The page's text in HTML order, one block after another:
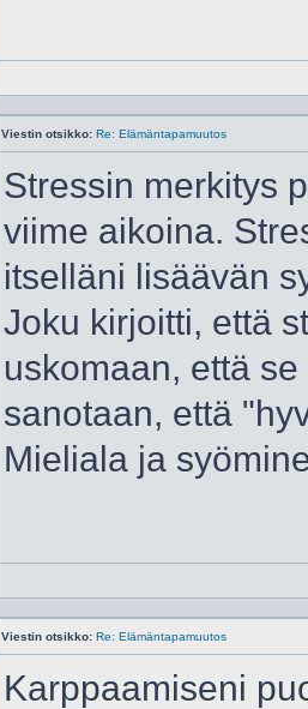
Profiili
Viestin otsikko: Re: Elämäntapamuutos
Stressin merkitys
viime aikoina.
itselläni lisäävän
Joku kirjoitti, että
uskomaan, että
sanotaan, että
Mieliala ja
Profiili
Viestin otsikko: Re: Elämäntapamuutos
Karppaamiseni